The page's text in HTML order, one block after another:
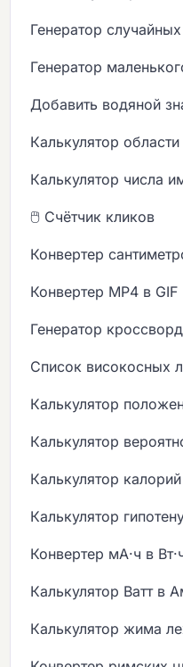
Генератор
Генератор маленького
Добавить водяной
Калькулятор
Калькулятор числа
🖱️ Счётчик кликов
Конвертер
Конвертер MP4 в GIF
Генератор
Список високосных
Калькулятор
Калькулятор
Калькулятор
Калькулятор
Конвертер мА·ч в
Калькулятор Ватт в
Калькулятор жима